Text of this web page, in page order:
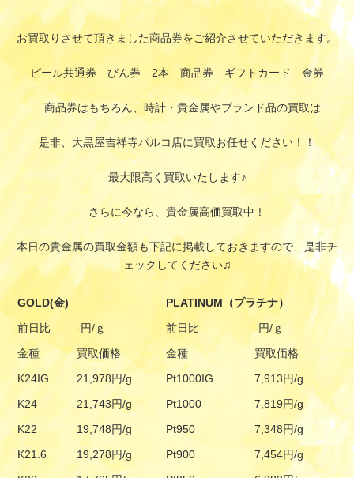
お買取りさせて頂きました商品券をご紹介させていただきます。
ビール共通券 びん券 2本 商品券 ギフトカード 金券
商品券はもちろん、時計・貴金属やブランド品の買取は
是非、大黒屋吉祥寺パルコ店に買取お任せください！！
最大限高く買取いたします♪
さらに今なら、貴金属高価買取中！
本日の貴金属の買取金額も下記に掲載しておきますので、是非チ
ェックしてください♫
GOLD(金)
PLATINUM（プラチナ）
前日比
-円/ｇ 前日比
-円/ｇ
金種
買取価格 金種
買取価格
K24IG
21,978円/g Pt1000IG
7,913円/g
K24
21,743円/g Pt1000
7,819円/g
K22
19,748円/g Pt950
7,348円/g
K21.6
19,278円/g Pt900
7,454円/g